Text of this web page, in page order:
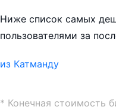
Ниже список самых
пользователями за
из Катманду
* Конечная стоимость